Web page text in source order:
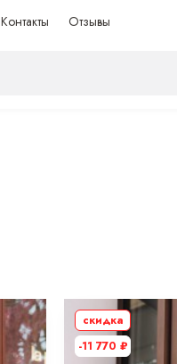
Контакты Отзывы
скидка
-11 770₽